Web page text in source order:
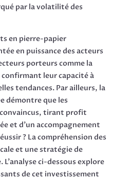
par la volatilité des
en pierre-papier
en puissance des acteurs
porteurs comme la
leur capacité à
tendances. Par ailleurs, la
démontre que les
tirant profit
et d’un accompagnement
? La compréhension des
et une stratégie de
ci-dessous explore
de cet investissement